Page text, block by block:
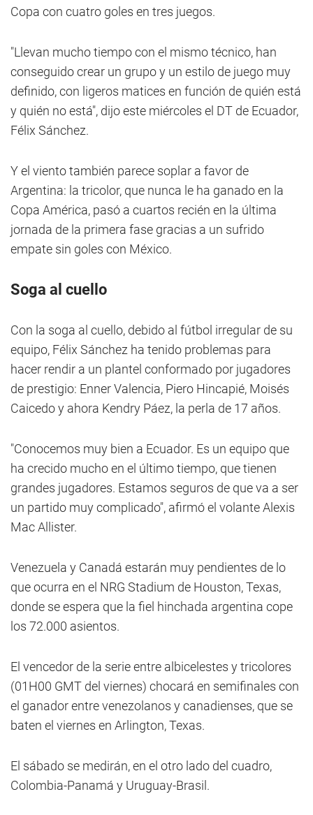
Copa con cuatro goles en tres juegos.
"Llevan mucho tiempo con el mismo técnico, han
conseguido crear un grupo y un estilo de juego muy
definido, con ligeros matices en función de quién está
y quién no está", dijo este miércoles el DT de Ecuador,
Félix Sánchez.
Y el viento también parece soplar a favor de
Argentina: la tricolor, que nunca le ha ganado en la
Copa América, pasó a cuartos recién en la última
jornada de la primera fase gracias a un sufrido
empate sin goles con México.
Soga al cuello
Con la soga al cuello, debido al fútbol irregular de su
equipo, Félix Sánchez ha tenido problemas para
hacer rendir a un plantel conformado por jugadores
de prestigio: Enner Valencia, Piero Hincapié, Moisés
Caicedo y ahora Kendry Páez, la perla de 17 años.
"Conocemos muy bien a Ecuador. Es un equipo que
ha crecido mucho en el último tiempo, que tienen
grandes jugadores. Estamos seguros de que va a ser
un partido muy complicado", afirmó el volante Alexis
Mac Allister.
Venezuela y Canadá estarán muy pendientes de lo
que ocurra en el NRG Stadium de Houston, Texas,
donde se espera que la fiel hinchada argentina cope
los 72.000 asientos.
El vencedor de la serie entre albicelestes y tricolores
(01H00 GMT del viernes) chocará en semifinales con
el ganador entre venezolanos y canadienses, que se
baten el viernes en Arlington, Texas.
El sábado se medirán, en el otro lado del cuadro,
Colombia-Panamá y Uruguay-Brasil.